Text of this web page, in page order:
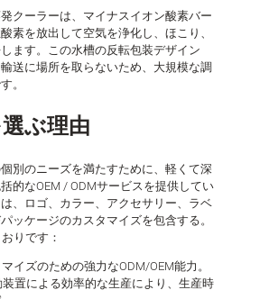
クーラーは、マイナスイオン酸素バー
素を放出して空気を浄化し、ほこり、
ます。この水槽の反転包装デザイン
送に場所を取らないため、大規模な調
。
ぶ理由
別のニーズを満たすために、軽くて深
的なOEM / ODMサービスを提供してい
、ロゴ、カラー、アクセサリー、ラベ
ッケージのカスタマイズを包含する。
りです：
イズのための強力なODM/OEM能力。
置による効率的な生産により、生産時